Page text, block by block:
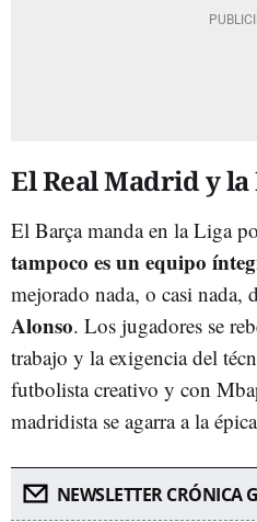
El Real Madrid y la
El Barça manda en la Liga
tampoco es un equipo
mejorado nada, o casi nada,
Alonso. Los jugadores se
trabajo y la exigencia del
futbolista creativo y con
madridista se agarra a la
NEWSLETTER CRÓNICA